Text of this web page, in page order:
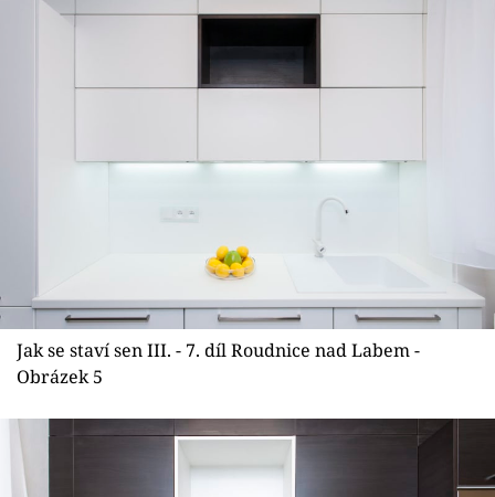
Jak se staví sen III. - 7. díl Roudnice nad Labem -
Obrázek 5